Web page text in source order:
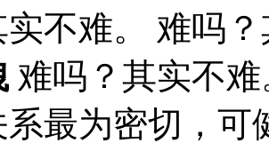
不难。 难吗
难吗？其实不
最为密切，可